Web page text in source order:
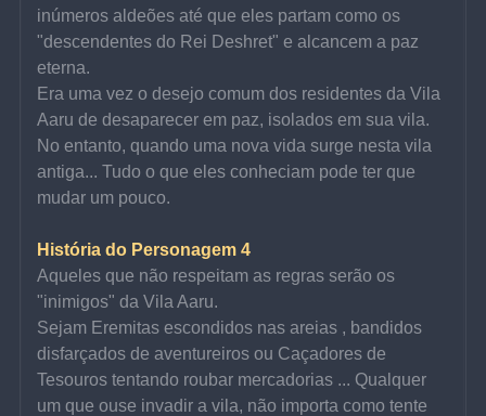
inúmeros aldeões até que eles partam como os
"descendentes do Rei Deshret" e alcancem a paz
eterna.
Era uma vez o desejo comum dos residentes da Vila
Aaru de desaparecer em paz, isolados em sua vila.
No entanto, quando uma nova vida surge nesta vila
antiga... Tudo o que eles conheciam pode ter que
mudar um pouco.
História do Personagem 4
Aqueles que não respeitam as regras serão os
"inimigos" da Vila Aaru.
Sejam Eremitas escondidos nas areias , bandidos
disfarçados de aventureiros ou Caçadores de
Tesouros tentando roubar mercadorias ... Qualquer
um que ouse invadir a vila, não importa como tente